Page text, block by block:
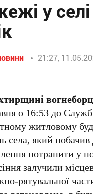
у
21:27,
о 16:53 до
житловому
села, який
потрапити у
залучили
рятувальної